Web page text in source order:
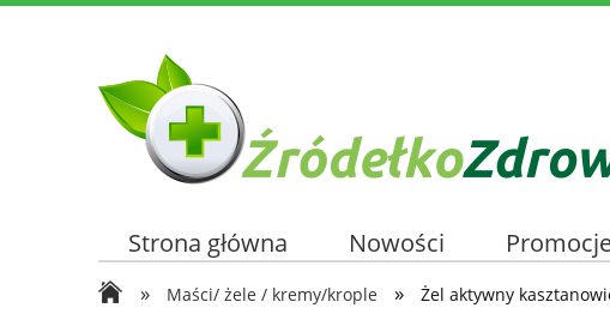
Strona główna Nowości
» Maści/ żele / kremy/krople » Żel aktywny